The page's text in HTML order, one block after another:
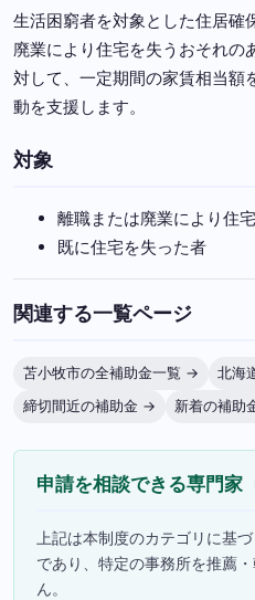
生活困窮者を対象とした住居確
廃業により住宅を失うおそれの
対して、一定期間の家賃相当額
動を支援します。
対象
離職または廃業により住
既に住宅を失った者
関連する一覧ページ
苫小牧市の全補助金一覧 →
北海
締切間近の補助金 →
新着の補助
申請を相談できる専門家
上記は本制度のカテゴリに基
であり、特定の事務所を推薦
ん。